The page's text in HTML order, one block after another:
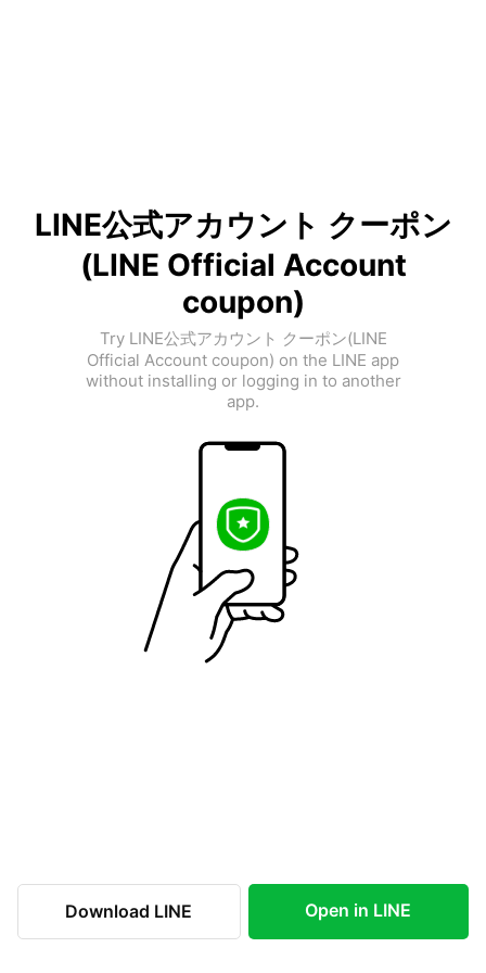
LINE公式アカウント クーポン
(LINE Official Account
coupon)
Try LINE公式アカウント クーポン(LINE
Official Account coupon) on the LINE app
without installing or logging in to another
app.
Download LINE Open in LINE